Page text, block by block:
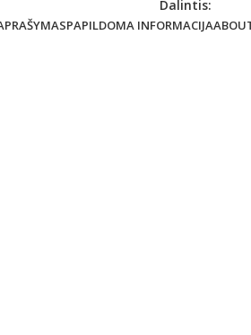
Dalintis:
PAPILDOMA INFORMACIJA